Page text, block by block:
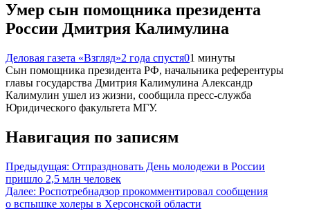
Умер сын помощника президента
России Дмитрия Калимулина
Деловая газета «Взгляд»2 года спустя01 минуты
Сын помощника президента РФ, начальника референтуры
главы государства Дмитрия Калимулина Александр
Калимулин ушел из жизни, сообщила пресс-служба
Юридического факультета МГУ.
Навигация по записям
Предыдущая: Отпраздновать День молодежи в России
пришло 2,5 млн человек
Далее: Роспотребнадзор прокомментировал сообщения
о вспышке холеры в Херсонской области